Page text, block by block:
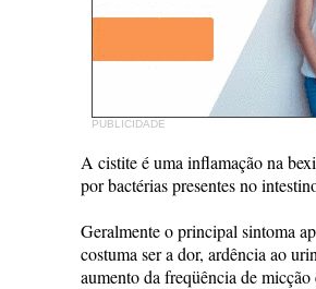
PUBLICIDADE
A cistite é uma inflamação na
por bactérias presentes no
Geralmente o principal sintoma
costuma ser a dor, ardência ao
aumento da freqüência de micção